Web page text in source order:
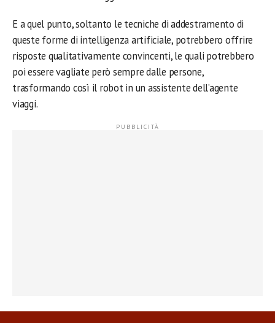
E a quel punto, soltanto le tecniche di addestramento di
queste forme di intelligenza artificiale, potrebbero offrire
risposte qualitativamente convincenti, le quali potrebbero
poi essere vagliate però sempre dalle persone,
trasformando così il robot in un assistente dell’agente
viaggi.